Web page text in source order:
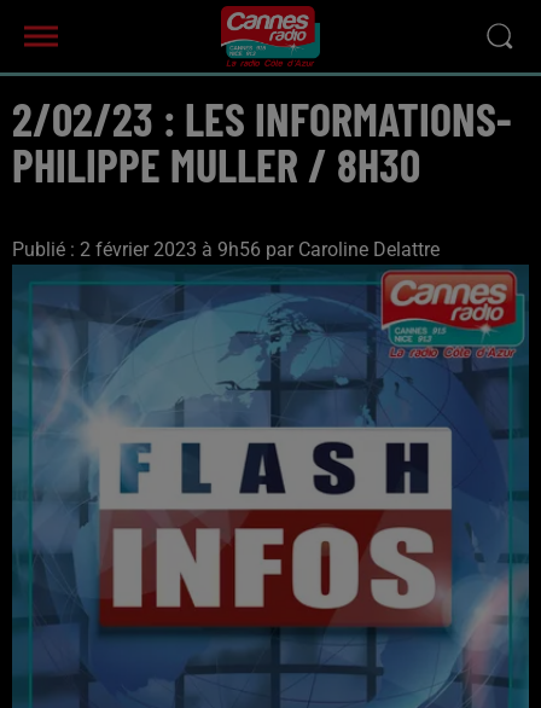
2/02/23 : LES INFORMATIONS-
PHILIPPE MULLER / 8H30
Publié : 2 février 2023 à 9h56 par Caroline Delattre